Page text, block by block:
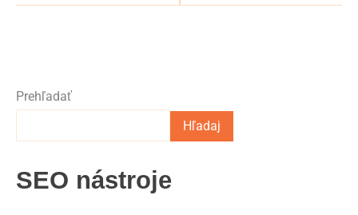
Prehľadať
Hľadaj
SEO nástroje